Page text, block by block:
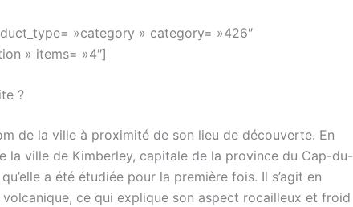
»category » category= »426″
» items= »4″]
?
de la ville à proximité de son lieu de découverte. En
la ville de Kimberley, capitale de la province du Cap-du-
a été étudiée pour la première fois. Il s’agit en
ce qui explique son aspect rocailleux et froid